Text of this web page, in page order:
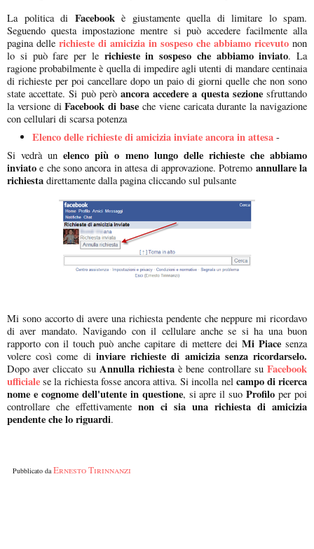
La politica di Facebookè giustamente quella di limitare lo spam.
Seguendo questa impostazione mentre si può accedere facilmente alla
pagina delle richieste di amicizia in sospeso che abbiamo ricevuto non
lo si può fare per le richieste in sospeso che abbiamo inviato. La
ragione probabilmente è quella di impedire agli utenti di mandare centinaia
di richieste per poi cancellare dopo un paio di giorni quelle che non sono
state accettate. Si può però ancora accedere a questa sezionesfruttando
la versione diFacebook di base che viene caricata durante la navigazione
con cellulari di scarsa potenza
Elenco delle richieste di amicizia inviate ancora in attesa -
Si vedrà unelenco più o meno lungo delle richieste che abbiamo
inviato e che sono ancora in attesa di approvazione. Potremo annullare la
richiesta direttamente dalla pagina cliccando sul pulsante
Mi sono accorto di avere una richiesta pendente che neppure mi ricordavo
di aver mandato. Navigando con il cellulare anche se si ha una buon
rapporto con il touch può anche capitare di mettere dei Mi Piacesenza
volere così come di inviare richieste di amicizia senza ricordarselo.
Dopo aver cliccato suAnnulla richiesta è bene controllare suFacebook
ufficiale se la richiesta fosse ancora attiva. Si incolla nel campo di ricerca
nome e cognome dell'utente in questione, si apre il suo Profilo per poi
controllare che effettivamente non ci sia una richiesta di amicizia
pendente che lo riguardi.
Pubblicato daErnesto Tirinnanzi